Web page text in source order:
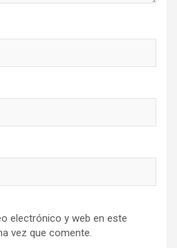
electrónico y web en este
vez que comente.